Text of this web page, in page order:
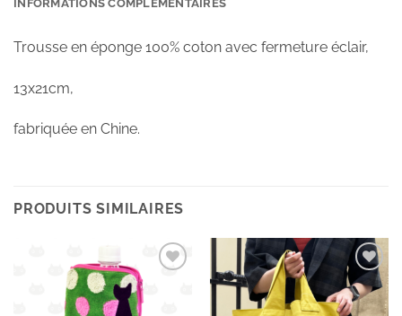
INFORMATIONS COMPLÉMENTAIRES
Trousse en éponge 100% coton avec fermeture éclair,
13x21cm,
fabriquée en Chine.
PRODUITS SIMILAIRES
Ajouter
à la
wishlist